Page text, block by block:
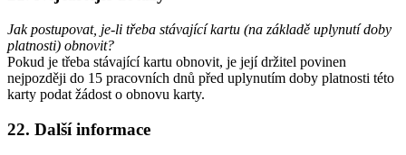
Jak postupovat, je-li třeba stávající kartu (na základě uplynutí doby
platnosti) obnovit?
Pokud je třeba stávající kartu obnovit, je její držitel povinen
nejpozději do 15 pracovních dnů před uplynutím doby platnosti této
karty podat žádost o obnovu karty.
22. Další informace